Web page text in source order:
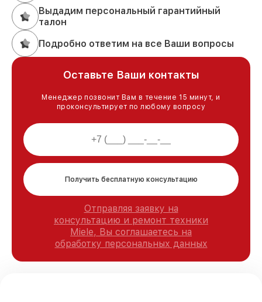
Выдадим персональный гарантийный
талон
Подробно ответим на все Ваши вопросы
Оставьте Ваши контакты
Менеджер позвонит Вам в течение 15 минут, и
проконсультирует по любому вопросу
Получить бесплатную консультацию
Отправляя заявку на
консультацию и ремонт техники
Miele, Вы соглашаетесь на
обработку персональных данных